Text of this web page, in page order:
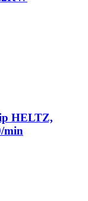
HELTZ,
min